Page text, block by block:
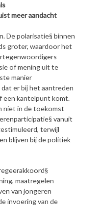
meer aandacht
De polarisatie§ binnen
groter, waardoor het
of mening uit te
manier
er bij het aantreden
een kantelpunt komt.
niet in de toekomst
vanuit
terwijl
blijven bij de politiek
maatregelen
van jongeren
invoering van de